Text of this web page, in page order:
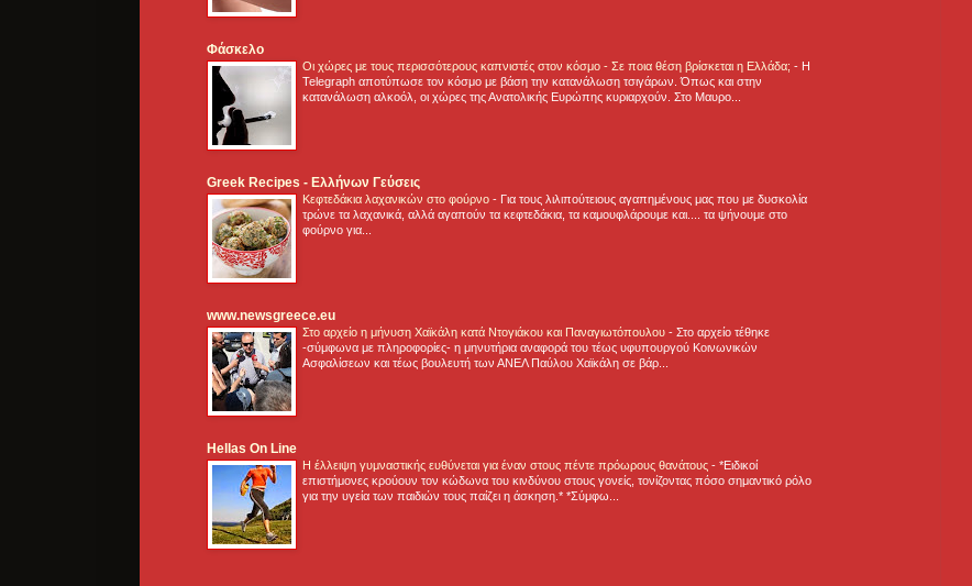
Φάσκελο
Οι χώρες με τους περισσότερους καπνιστές στον κόσμο - Σε ποια θέση βρίσκεται η Ελλάδα; - Η
Telegraph αποτύπωσε τον κόσμο με βάση την κατανάλωση τσιγάρων. Όπως και στην
κατανάλωση αλκοόλ, οι χώρες της Ανατολικής Ευρώπης κυριαρχούν. Στο Μαυρο...
Greek Recipes - Ελλήνων Γεύσεις
Κεφτεδάκια λαχανικών στο φούρνο - Για τους λιλιπούτειους αγαπημένους μας που με δυσκολία
τρώνε τα λαχανικά, αλλά αγαπούν τα κεφτεδάκια, τα καμουφλάρουμε και.... τα ψήνουμε στο
φούρνο για...
www.newsgreece.eu
Στο αρχείο η μήνυση Χαϊκάλη κατά Ντογιάκου και Παναγιωτόπουλου - Στο αρχείο τέθηκε
-σύμφωνα με πληροφορίες- η μηνυτήρια αναφορά του τέως υφυπουργού Κοινωνικών
Ασφαλίσεων και τέως βουλευτή των ΑΝΕΛ Παύλου Χαϊκάλη σε βάρ...
Hellas On Line
Η έλλειψη γυμναστικής ευθύνεται για έναν στους πέντε πρόωρους θανάτους - *Ειδικοί
επιστήμονες κρούουν τον κώδωνα του κινδύνου στους γονείς, τονίζοντας πόσο σημαντικό ρόλο
για την υγεία των παιδιών τους παίζει η άσκηση.* *Σύμφω...